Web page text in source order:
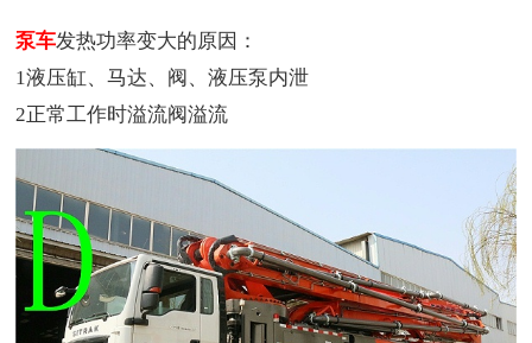
泵车发热功率变大的原因：
1液压缸、马达、阀、液压泵内泄
2正常工作时溢流阀溢流